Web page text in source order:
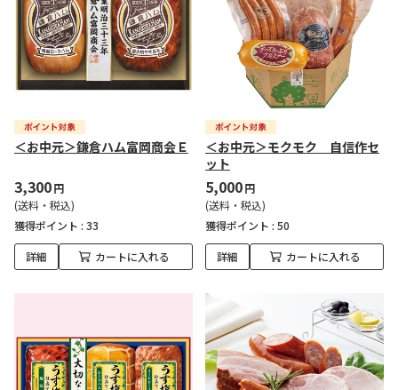
＜お中元＞鎌倉ハム富岡商会Ｅ
3,300円
(送料・税込)
獲得ポイント : 33
詳細 カートに入れる
＜お中元＞モクモク 自信作セ
ット
5,000円
(送料・税込)
獲得ポイント : 50
詳細 カートに入れる